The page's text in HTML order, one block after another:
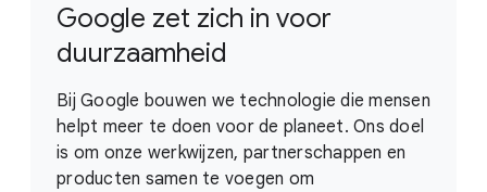
Google zet zich in voor
duurzaamheid
Bij Google bouwen we technologie die mensen
helpt meer te doen voor de planeet. Ons doel
is om onze werkwijzen, partnerschappen en
producten samen te voegen om